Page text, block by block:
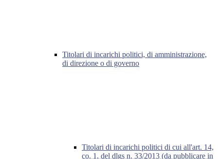
Titolari di incarichi politici, di amministrazione,
di direzione o di governo
Titolari di incarichi politici di cui all'art. 14,
co. 1, del dlgs n. 33/2013 (da pubblicare in